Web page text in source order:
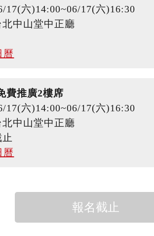
17(六)14:00~06/17(六)16:30
中山堂中正廳
曆
費推廣2樓席
17(六)14:00~06/17(六)16:30
中山堂中正廳
曆
報名截止